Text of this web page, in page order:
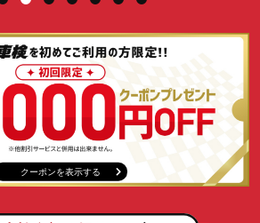
クーポンを表示する